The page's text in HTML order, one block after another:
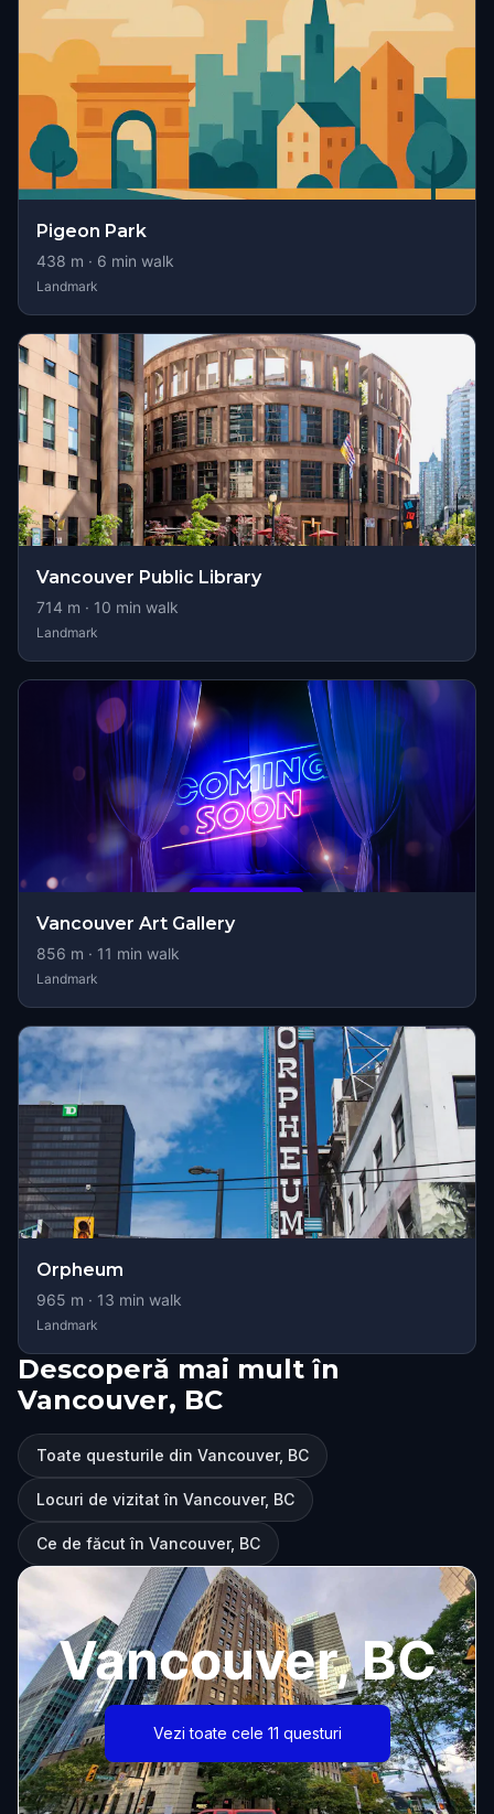
Pigeon Park
438 m · 6 min walk
Landmark
Vancouver Public Library
714 m · 10 min walk
Landmark
Vancouver Art Gallery
856 m · 11 min walk
Landmark
Orpheum
965 m · 13 min walk
Landmark
Descoperă mai mult în
Vancouver, BC
Toate questurile din Vancouver, BC
Locuri de vizitat în Vancouver, BC
Ce de făcut în Vancouver, BC
Vancouver, BC
Vezi toate cele 11 questuri